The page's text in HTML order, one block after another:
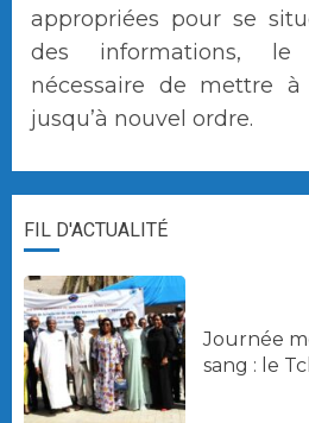
appropriées pour se
des informations, le
nécessaire de mettre à
jusqu’à nouvel ordre.
FIL D'ACTUALITÉ
Journée
sang : le